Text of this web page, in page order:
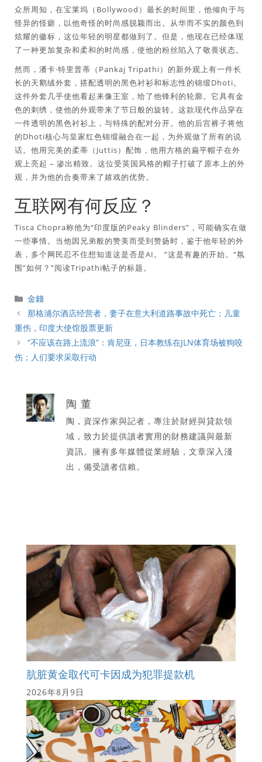
众所周知，在宝莱坞（Bollywood）最长的时间里，他倾向于与
怪异的怪癖，以他奇怪的时尚感脱颖而出。从华而不实的颜色到
炫耀的徽标，这位年轻的明星都做到了。但是，他现在已经体现
了一种更加复杂和柔和的时尚感，使他的粉丝陷入了敬畏状态。
然而，潘卡·特里普蒂（Pankaj Tripathi）的新外观上有一件长
长的天鹅绒外套，搭配透明的黑色衬衫和标志性的锦缎Dhoti。
这件外套几乎使他看起来像王室，给了他锋利的轮廓。它具有金
色的刺绣，使他的外观带来了节日般的旋转。这款现代作品穿在
一件透明的黑色衬衫上，与特殊的配对分开。他的后宫裤子将他
的Dhoti核心与皇家红色锦缎融合在一起，为外观做了所有的说
话。他用完美的柔蒂（Juttis）配饰，他用方格的扁平帽子在外
观上亮起 – 渗出精致。这位受英国风格的帽子打破了原本上的外
观，并为他的合奏带来了嬉戏的优势。
互联网有何反应？
Tisca Chopra称他为“印度版的Peaky Blinders”，可能确实在做
一些事情。当他因兄弟般的赞美而受到赞扬时，鉴于他年轻的外
表，多个网民忍不住想知道这是否是AI。 “这是有趣的开始。“氛
围”如何？”阅读Tripathi帖子的标题。
分
類
金錢
那格浦尔酒店经营者，妻子在意大利道路事故中死亡；儿童
重伤，印度大使馆股票更新
“不应该在路上流浪”：肯尼亚，日本教练在JLN体育场被狗咬
伤；人们要求采取行动
陶 董
陶，資深作家與記者，專注於財經與貸款領
域，致力於提供讀者實用的財務建議與最新
資訊。擁有多年媒體從業經驗，文章深入淺
出，備受讀者信賴。
肮脏黄金取代可卡因成为犯罪提款机
2026年8月9日